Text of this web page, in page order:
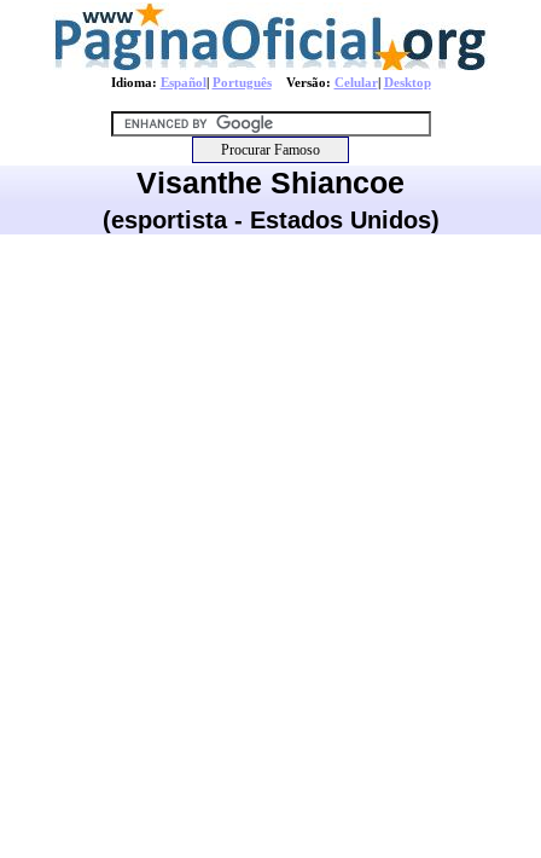
Idioma: Español| PortuguêsVersão: Celular| Desktop
Visanthe Shiancoe
(esportista - Estados Unidos)